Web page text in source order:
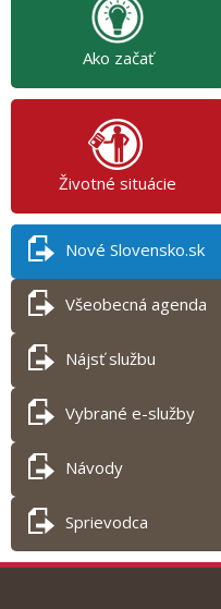
Ako začať
Životné situácie
Nové Slovensko.sk
Všeobecná agenda
Nájsť službu
Vybrané e-služby
Návody
Sprievodca
Tlač obsahu